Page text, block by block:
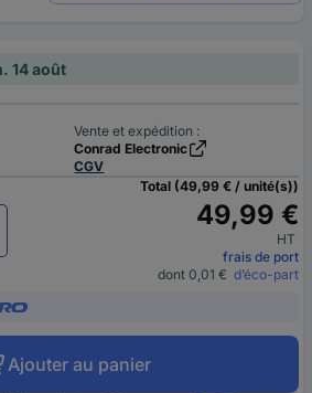
14 août
Vente et expédition :
Conrad Electronic
CGV
Total (49,99 € / unité(s))
49,99 €
HT
frais de port
dont 0,01 € d’éco-part
Ajouter au panier